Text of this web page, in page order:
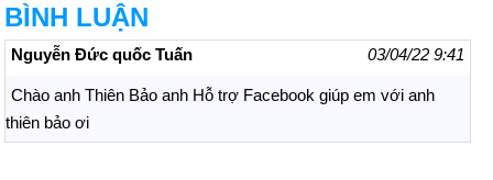
BÌNH LUẬN
Nguyễn Đức quốc Tuấn 03/04/22 9:41
Chào anh Thiên Bảo anh Hỗ trợ Facebook giúp em với anh
thiên bảo ơi